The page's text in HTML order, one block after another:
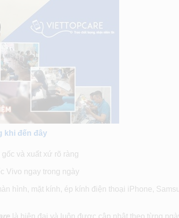
khi đến đây
và xuất xứ rõ ràng
Vivo ngay trong ngày
hình, mặt kính, ép kính điện thoại iPhone,
là hiện đại và luôn được cập nhật theo từng